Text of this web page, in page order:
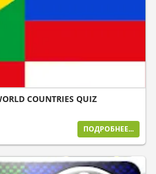
COUNTRIES QUIZ
ПОДРОБНЕЕ...